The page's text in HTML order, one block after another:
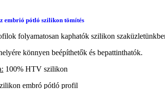
embrió pótló szilikon tömítés
folyamatosan kaphatók szilikon
könnyen beépíthetők és bepattinthatók.
100% HTV szilikon